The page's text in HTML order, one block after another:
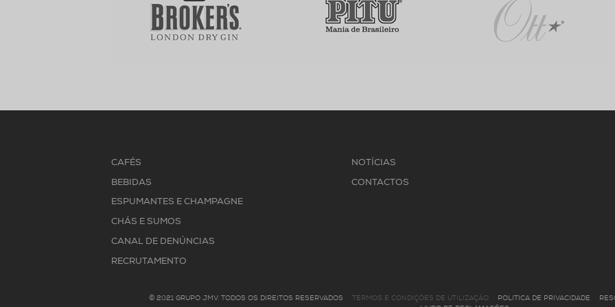
CAFÉS
BEBIDAS
ESPUMANTES E CHAMPAGNE
CHÁS E SUMOS
CANAL DE DENÚNCIAS
RECRUTAMENTO
NOTÍCIAS
CONTACTOS
© 2021 GRUPO JMV. TODOS OS DIREITOS RESERVADOS TERMOS E CONDIÇÕES DE UTILIZAÇÃO POLITICA DE PRIVACIDADE